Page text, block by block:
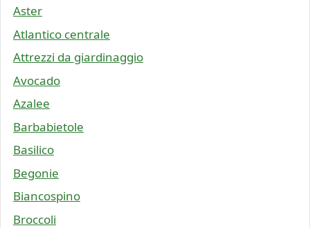
Aster
Atlantico centrale
Attrezzi da giardinaggio
Avocado
Azalee
Barbabietole
Basilico
Begonie
Biancospino
Broccoli